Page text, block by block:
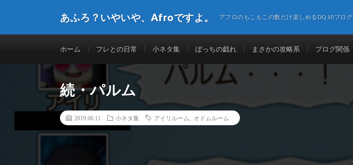
あふろ？いやいや、Afroですよ。 アフロのもこもこの数だけ楽しめるDQ10ブログ
ホーム フレとの日常 小ネタ集 ぼっちの戯れ まさかの攻略系 ブログ関係
続・パルム
2019.06.11 小ネタ集 アイリルーム オドムルーム